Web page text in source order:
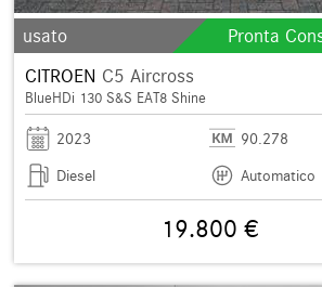
usato Pronta
CITROEN C5 Aircross
BlueHDi 130 S&S EAT8 Shine
2023
90.278
Diesel
Automatico
19.800 €